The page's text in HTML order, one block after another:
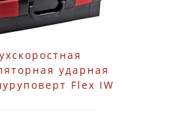
ударная
Flex IW